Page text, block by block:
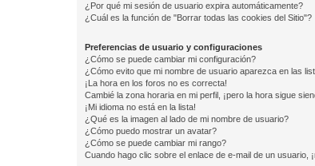
¿Por qué mi sesión de usuario expira automáticamente?
¿Cuál es la función de "Borrar todas las cookies del Sitio"?
Preferencias de usuario y configuraciones
¿Cómo se puede cambiar mi configuración?
¿Cómo evito que mi nombre de usuario aparezca en las
¡La hora en los foros no es correcta!
Cambié la zona horaria en mi perfil, ¡pero la hora sigue
¡Mi idioma no está en la lista!
¿Qué es la imagen al lado de mi nombre de usuario?
¿Cómo puedo mostrar un avatar?
¿Cómo se puede cambiar mi rango?
Cuando hago clic sobre el enlace de e-mail de un usuario,